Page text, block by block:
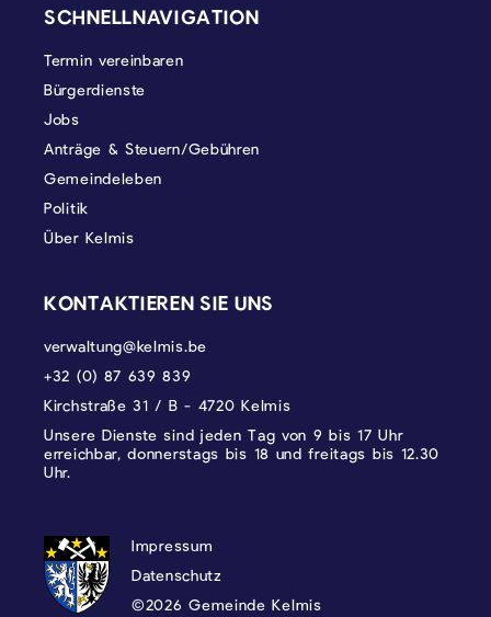
SCHNELLNAVIGATION
Termin vereinbaren
Bürgerdienste
Jobs
Anträge & Steuern/Gebühren
Gemeindeleben
Politik
Über Kelmis
KONTAKTIEREN SIE UNS
verwaltung@kelmis.be
+32 (0) 87 639 839
Kirchstraße 31 / B - 4720 Kelmis
Unsere Dienste sind jeden Tag von 9 bis 17 Uhr
erreichbar, donnerstags bis 18 und freitags bis 12.30
Uhr.
DATENSCHUTZ, IMPRESSUM UND
Impressum
Datenschutz
©2026 Gemeinde Kelmis